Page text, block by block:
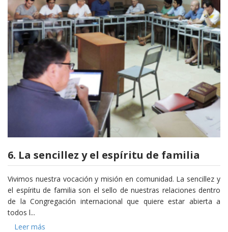
6. La sencillez y el espíritu de familia
Vivimos nuestra vocación y misión en comunidad. La sencillez y
el espíritu de familia son el sello de nuestras relaciones dentro
de la Congregación internacional que quiere estar abierta a
todos l...
Leer más